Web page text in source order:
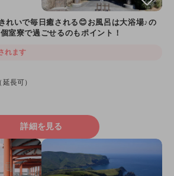
れいで毎日癒される😊お風呂は大浴場♪の
室寮で過ごせるのもポイント！
れます
長可）
詳細を見る